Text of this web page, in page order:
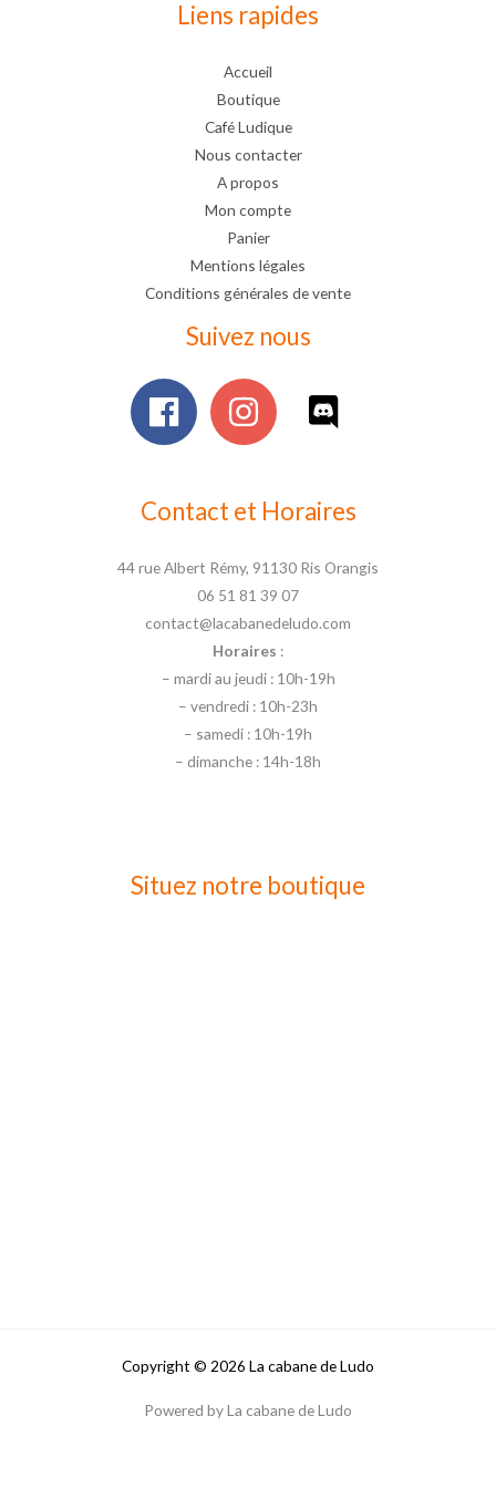
Liens rapides
Accueil
Boutique
Café Ludique
Nous contacter
A propos
Mon compte
Panier
Mentions légales
Conditions générales de vente
Suivez nous
Contact et Horaires
44 rue Albert Rémy, 91130 Ris Orangis
06 51 81 39 07
contact@lacabanedeludo.com
Horaires :
– mardi au jeudi : 10h-19h
– vendredi : 10h-23h
– samedi : 10h-19h
– dimanche : 14h-18h
Situez notre boutique
Copyright © 2026 La cabane de Ludo
Powered by La cabane de Ludo